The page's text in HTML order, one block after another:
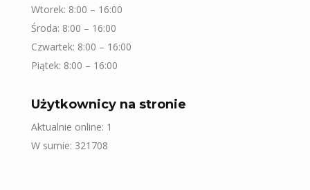
Wtorek: 8:00 – 16:00
Środa: 8:00 – 16:00
Czwartek: 8:00 – 16:00
Piątek: 8:00 – 16:00
Użytkownicy na stronie
Aktualnie online: 1
W sumie: 321708